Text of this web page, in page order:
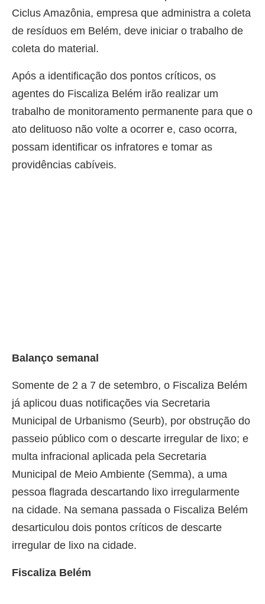
Ciclus Amazônia, empresa que administra a coleta
de resíduos em Belém, deve iniciar o trabalho de
coleta do material.
Após a identificação dos pontos críticos, os
agentes do Fiscaliza Belém irão realizar um
trabalho de monitoramento permanente para que o
ato delituoso não volte a ocorrer e, caso ocorra,
possam identificar os infratores e tomar as
providências cabíveis.
Balanço semanal
Somente de 2 a 7 de setembro, o Fiscaliza Belém
já aplicou duas notificações via Secretaria
Municipal de Urbanismo (Seurb), por obstrução do
passeio público com o descarte irregular de lixo; e
multa infracional aplicada pela Secretaria
Municipal de Meio Ambiente (Semma), a uma
pessoa flagrada descartando lixo irregularmente
na cidade. Na semana passada o Fiscaliza Belém
desarticulou dois pontos críticos de descarte
irregular de lixo na cidade.
Fiscaliza Belém